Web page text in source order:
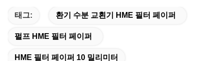
태그: 환기 수분 교횐기 HME 필터 페이퍼
펄프 HME 필터 페이퍼
HME 필터 페이퍼 10 밀리미터